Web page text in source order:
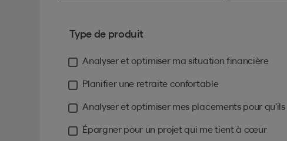
Type de produit
Analyser et optimiser ma situation financière
Planifier une retraite confortable
Analyser et optimiser mes placements pour qu’ils
Épargner pour un projet qui me tient à cœur